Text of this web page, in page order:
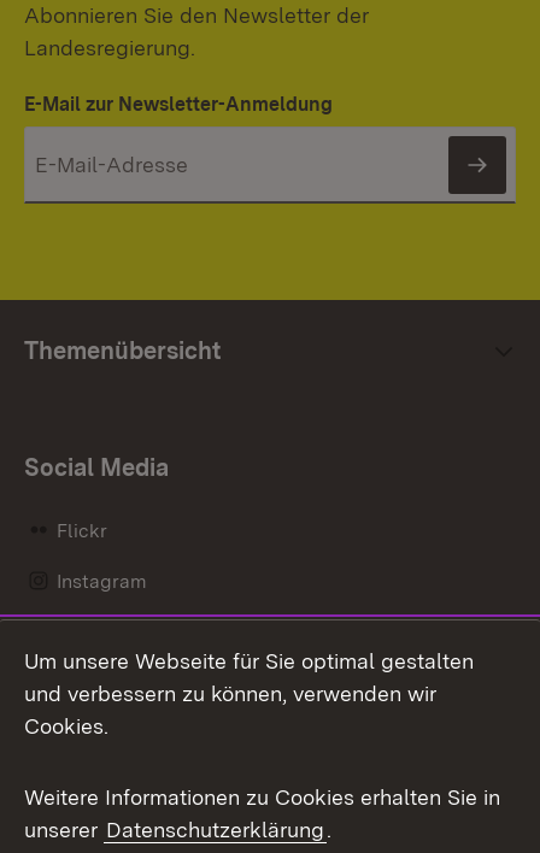
Abonnieren Sie den Newsletter der
Landesregierung.
E-Mail zur Newsletter-Anmeldung
Themenübersicht
Social Media
Flickr
Instagram
Mastodon
Messenger
Social Wall
X / Twitter
Um unsere Webseite für Sie optimal gestalten
und verbessern zu können, verwenden wir
Cookies.
Weitere Informationen zu Cookies erhalten Sie in
unserer Datenschutzerklärung.